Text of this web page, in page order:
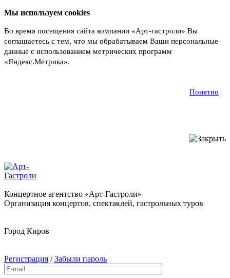
Мы используем cookies
Во время посещения сайта компании «Арт-гастроли» Вы
соглашаетесь с тем, что мы обрабатываем Ваши персональные
данные с использованием метрических программ
«Яндекс.Метрика».
Понятно
Концертное агентство «Арт-Гастроли»
Организация концертов, спектаклей, гастрольных туров
Город Киров
Регистрация / Забыли пароль